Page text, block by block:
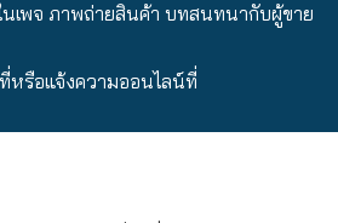
เพจ ภาพถ่ายสินค้า บทสนทนากับผู้ขาย
หรือแจ้งความออนไลน์ที่